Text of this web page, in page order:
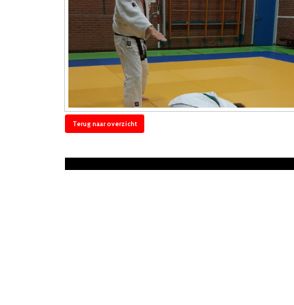
Terug naar overzicht